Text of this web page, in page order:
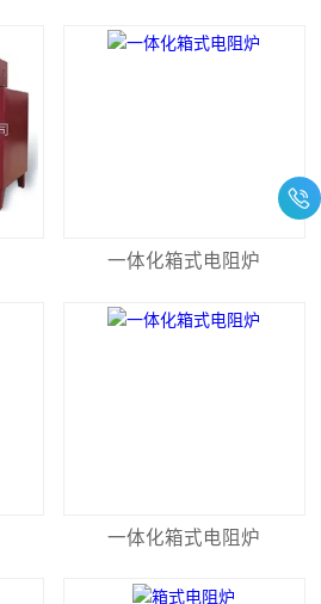
一体化箱式电阻炉
一体化箱式电阻炉